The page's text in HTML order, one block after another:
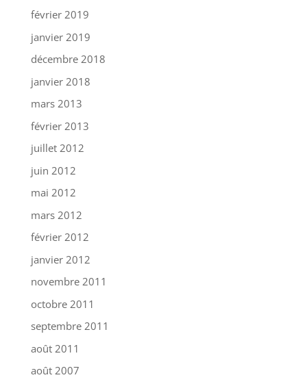
février 2019
janvier 2019
décembre 2018
janvier 2018
mars 2013
février 2013
juillet 2012
juin 2012
mai 2012
mars 2012
février 2012
janvier 2012
novembre 2011
octobre 2011
septembre 2011
août 2011
août 2007